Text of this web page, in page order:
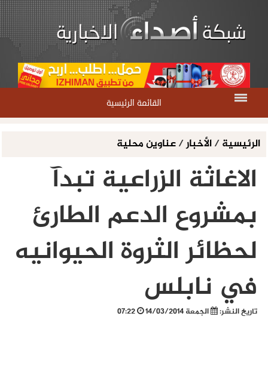
القائمة الرئيسية
الرئيسية/الأخبار/عناوين محلية
الاغاثة الزراعية تبدآ
بمشروع الدعم الطارئ
لحظائر الثروة الحيوانيه
في نابلس
تاريخ النشر: الجمعة 14/03/2014